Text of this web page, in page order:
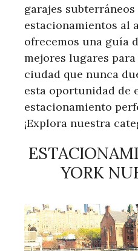
garajes subterráneos
estacionamientos al
ofrecemos una guía
mejores lugares
ciudad que nunca
esta oportunidad de
estacionamiento
¡Explora nuestra
YORK